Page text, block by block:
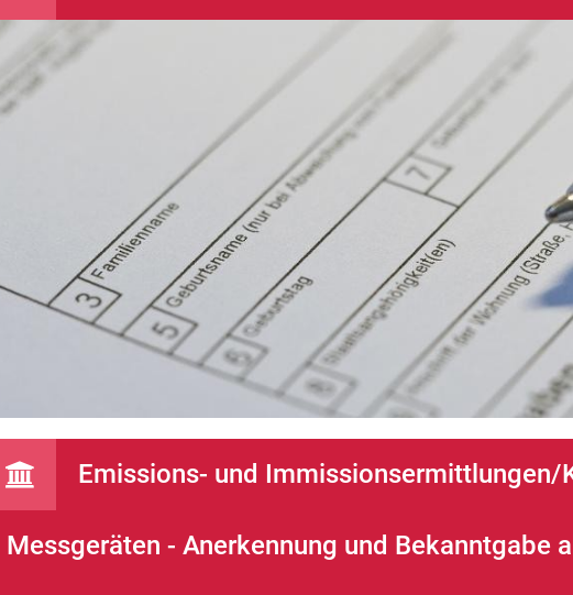
Emissions- und Immissionsermittlungen/
Messgeräten - Anerkennung und Bekanntgabe